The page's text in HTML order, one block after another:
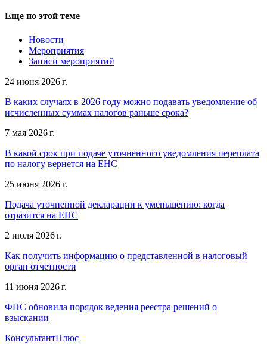
Еще по этой теме
Новости
Мероприятия
Записи мероприятий
24 июня 2026 г.
В каких случаях в 2026 году можно подавать уведомление об
исчисленных суммах налогов раньше срока?
7 мая 2026 г.
В какой срок при подаче уточненного уведомления переплата
по налогу вернется на ЕНС
25 июня 2026 г.
Подача уточненной декларации к уменьшению: когда
отразится на ЕНС
2 июля 2026 г.
Как получить информацию о представленной в налоговый
орган отчетности
11 июня 2026 г.
ФНС обновила порядок ведения реестра решений о
взыскании
КонсультантПлюс